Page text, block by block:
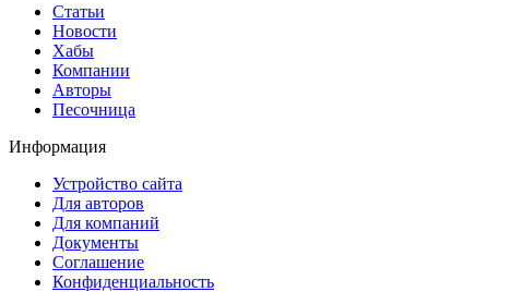
Статьи
Новости
Хабы
Компании
Авторы
Песочница
Информация
Устройство сайта
Для авторов
Для компаний
Документы
Соглашение
Конфиденциальность